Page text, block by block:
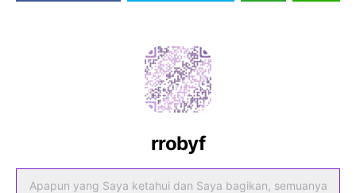
rrobyf
Apapun yang Saya ketahui dan Saya bagikan, semuanya